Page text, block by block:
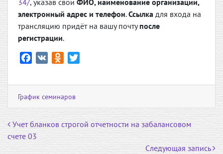
34/, указав свои ФИО, наименование организации,
электронный адрес и телефон.Ссылка для входа на
трансляцию придёт на вашу почтупосле
регистрации.
e
b
o
k
o
k
a
s
t
r
График семинаров
Навигация по записям
Учет бланков строгой отчетности на забалансовом
счете 03
Следующая запись